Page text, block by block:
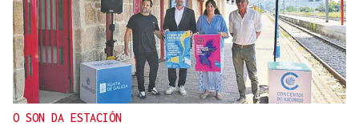
O SON DA ESTACIÓN